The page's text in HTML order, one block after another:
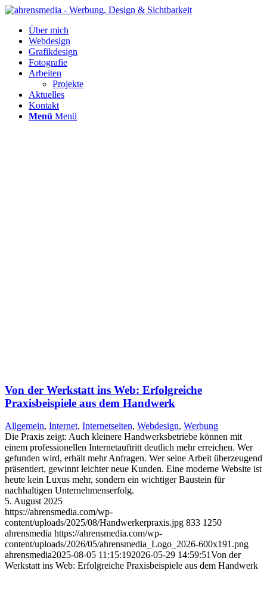
Über mich
Webdesign
Grafikdesign
Fotografie
Arbeiten
Projekte
Aktuelles
Kontakt
Menü Menü
Von der Werkstatt ins Web: Erfolgreiche
Praxisbeispiele aus dem Handwerk
Allgemein, Internet, Internetseiten, Webdesign, Werbung
Die Praxis zeigt: Auch kleinere Handwerksbetriebe können mit
einem professionellen Internetauftritt deutlich mehr erreichen. Wer
gefunden wird, erhält mehr Anfragen. Wer seine Arbeit überzeugend
präsentiert, gewinnt leichter neue Kunden. Eine moderne Website ist
heute kein Luxus mehr, sondern ein wichtiger Baustein für
nachhaltigen Unternehmenserfolg.
5. August 2025
https://ahrensmedia.com/wp-
content/uploads/2025/08/Handwerkerpraxis.jpg 833 1250
ahrensmedia https://ahrensmedia.com/wp-
content/uploads/2026/05/ahrensmedia_Logo_2026-600x191.png
ahrensmedia2025-08-05 11:15:192026-05-29 14:59:51Von der
Werkstatt ins Web: Erfolgreiche Praxisbeispiele aus dem Handwerk